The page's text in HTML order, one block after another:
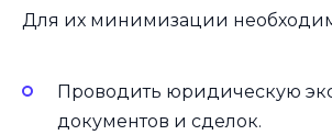
Для их минимизации
Проводить юридическую
документов и сделок.